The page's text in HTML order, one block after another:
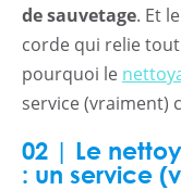
de sauvetage. Et
corde qui relie
pourquoi le
service (vraiment)
02 | Le
: un service